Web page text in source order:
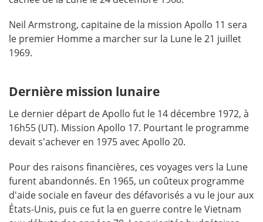
Neil Armstrong, capitaine de la mission Apollo 11 sera
le premier Homme a marcher sur la Lune le 21 juillet
1969.
Dernière mission lunaire
Le dernier départ de Apollo fut le 14 décembre 1972, à
16h55 (UT). Mission Apollo 17. Pourtant le programme
devait s'achever en 1975 avec Apollo 20.
Pour des raisons financières, ces voyages vers la Lune
furent abandonnés. En 1965, un coûteux programme
d'aide sociale en faveur des défavorisés a vu le jour aux
États-Unis, puis ce fut la en guerre contre le Vietnam